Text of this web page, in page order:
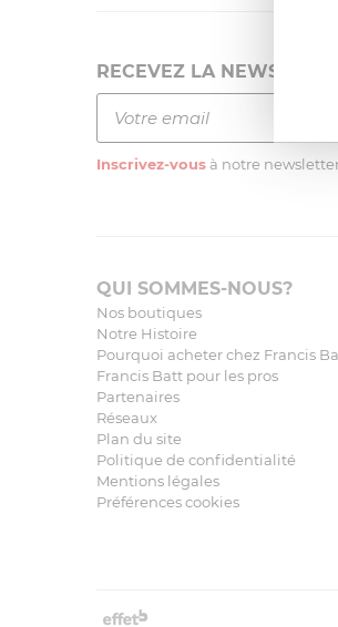
RECEVEZ LA
Inscrivez-vous à notre
QUI SOMMES-NOUS?
Nos boutiques
Notre Histoire
Pourquoi acheter chez Francis
Francis Batt pour les pros
Partenaires
Réseaux
Plan du site
Politique de confidentialité
Mentions légales
Préférences cookies